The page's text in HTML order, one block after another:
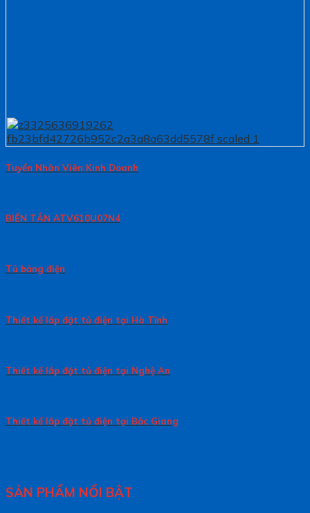
Tuyển Nhân Viên Kinh Doanh
BIẾN TẦN ATV610U07N4
Tủ bảng điện
Thiết kế lắp đặt tủ điện tại Hà Tĩnh
Thiết kế lắp đặt tủ điện tại Nghệ An
Thiết kế lắp đặt tủ điện tại Bắc Giang
SẢN PHẨM NỔI BẬT